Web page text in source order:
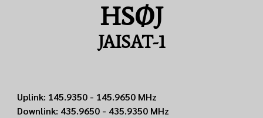
HSØJ
JAISAT-1
Uplink: 145.9350 - 145.9650 MHz
Downlink: 435.9650 - 435.9350 MHz